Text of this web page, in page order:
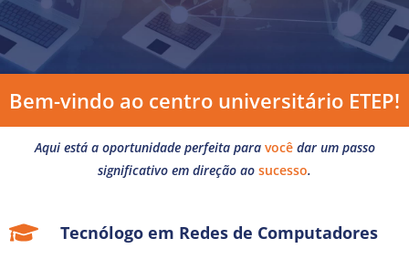
Bem-vindo ao centro universitário ETEP!
Aqui está a oportunidade perfeita para vocêdar um passo
significativo em direção ao sucesso.
Tecnólogo em Redes de Computadores